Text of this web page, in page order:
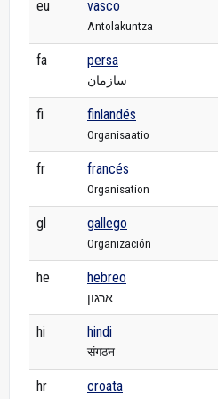
eu vasco
Antolakuntza
fa persa
سازمان
fi finlandés
Organisaatio
fr francés
Organisation
gl gallego
Organización
he hebreo
ארגון
hi hindi
संगठन
hr croata